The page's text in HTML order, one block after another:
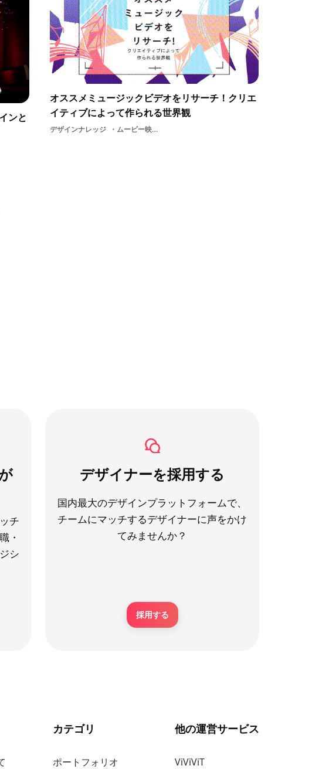
ンと
オススメミュージックビデオをリサーチ！クリエ
イティブによって作られる世界観
デザインナレッジ ムービー映像デザインミュージックビデオMV動画映像作家音楽
チ
・
シ
デザイナーを採用する
国内最大のデザインプラットフォームで、
チームにマッチするデザイナーに声をかけ
てみませんか？
採用する
カテゴリ
ポートフォリオ
他の運営サービス
ViViViT